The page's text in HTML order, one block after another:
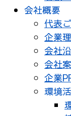
会社概要
代表
企業
会社
会社
企業
環境